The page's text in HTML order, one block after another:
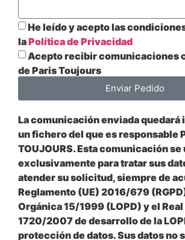
He leído y acepto las
laPolítica de Privacidad
Acepto recibir comunicaciones
de Paris Toujours
Enviar Pedido
La comunicación enviada quedará
un fichero del que es responsable
TOUJOURS. Esta comunicación
exclusivamente para tratar sus
atender su solicitud, siempre de
Reglamento (UE) 2016/679
Orgánica 15/1999 (LOPD) y el
1720/2007 de desarrollo de la
protección de datos. Sus datos no